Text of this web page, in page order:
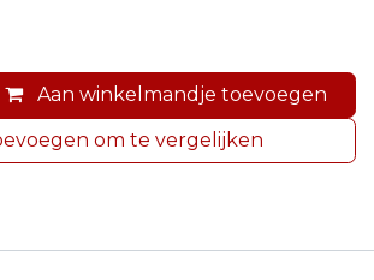
Aan winkelmandje toevoegen
om te vergelijken